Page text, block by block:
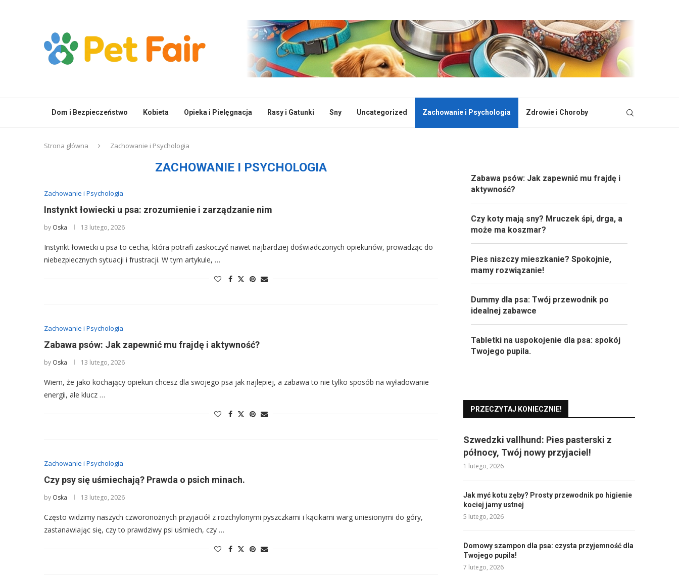
Dom i Bezpieczeństwo Kobieta Opieka i Pielęgnacja Rasy i Gatunki Sny Uncategorized Zachowanie i Psychologia Zdrowie i Choroby
Strona główna Zachowanie i Psychologia
ZACHOWANIE I PSYCHOLOGIA
Zachowanie i Psychologia
Instynkt łowiecki u psa: zrozumienie i zarządzanie nim
by Oska 13 lutego, 2026
Instynkt łowiecki u psa to cecha, która potrafi zaskoczyć nawet najbardziej doświadczonych opiekunów, prowadząc do
niebezpiecznych sytuacji i frustracji. W tym artykule, …
Zachowanie i Psychologia
Zabawa psów: Jak zapewnić mu frajdę i aktywność?
by Oska 13 lutego, 2026
Wiem, że jako kochający opiekun chcesz dla swojego psa jak najlepiej, a zabawa to nie tylko sposób na wyładowanie
energii, ale klucz …
Zachowanie i Psychologia
Czy psy się uśmiechają? Prawda o psich minach.
by Oska 13 lutego, 2026
Często widzimy naszych czworonożnych przyjaciół z rozchylonymi pyszczkami i kącikami warg uniesionymi do góry,
zastanawiając się, czy to prawdziwy psi uśmiech, czy …
Zabawa psów: Jak zapewnić mu frajdę i
aktywność?
Czy koty mają sny? Mruczek śpi, drga, a
może ma koszmar?
Pies niszczy mieszkanie? Spokojnie,
mamy rozwiązanie!
Dummy dla psa: Twój przewodnik po
idealnej zabawce
Tabletki na uspokojenie dla psa: spokój
Twojego pupila.
PRZECZYTAJ KONIECZNIE!
Szwedzki vallhund: Pies pasterski z
północy, Twój nowy przyjaciel!
1 lutego, 2026
Jak myć kotu zęby? Prosty przewodnik po higienie
kociej jamy ustnej
5 lutego, 2026
Domowy szampon dla psa: czysta przyjemność dla
Twojego pupila!
7 lutego, 2026